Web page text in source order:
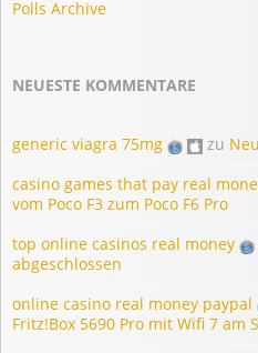
Polls Archive
NEUESTE KOMMENTARE
generic viagra 75mg zu
casino games that pay real
vom Poco F3 zum Poco F6 Pro
top online casinos real money
abgeschlossen
online casino real money paypal
Fritz!Box 5690 Pro mit Wifi 7 am